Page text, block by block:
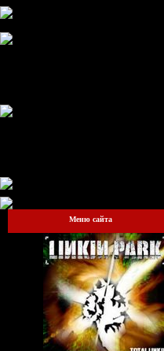
Меню сайта